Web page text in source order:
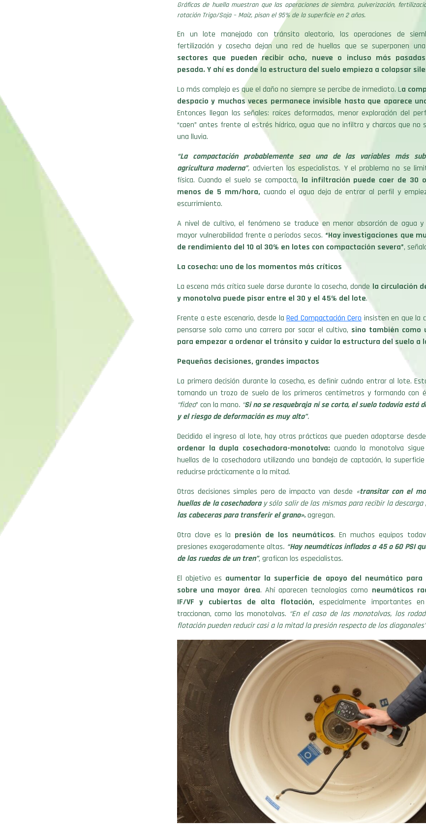
Gráficas de huella muestran que las operaciones de siembra, pulverización,
rotación Trigo/Soja – Maíz, pisan el 95% de la superficie en 2 años.
En un lote manejado con tránsito aleatorio, las operaciones de
fertilización y cosecha dejan una red de huellas que se superponen
sectores que pueden recibir ocho, nueve o incluso más
pesada. Y ahí es donde la estructura del suelo empieza a colapsar
Lo más complejo es que el daño no siempre se percibe de inmediato. La
despacio y muchas veces permanece invisible hasta que aparece
Entonces llegan las señales: raíces deformadas, menor exploración del
“caen” antes frente al estrés hídrico, agua que no infiltra y charcos que no
una lluvia.
“La compactación probablemente sea una de las variables más
agricultura moderna”, advierten los especialistas. Y el problema no se
física. Cuando el suelo se compacta, la infiltración puede caer de 30
menos de 5 mm/hora, cuando el agua deja de entrar al perfil y
escurrimiento.
A nivel de cultivo, el fenómeno se traduce en menor absorción de agua
mayor vulnerabilidad frente a períodos secos. “Hay investigaciones que
de rendimiento del 10 al 30% en lotes con compactación severa”,
La cosecha: uno de los momentos más críticos
La escena más crítica suele darse durante la cosecha, donde la circulación
y monotolva puede pisar entre el 30 y el 45% del lote.
Frente a este escenario, desde laRed Compactación Ceroinsisten en que la
pensarse solo como una carrera por sacar el cultivo, sino también como
para empezar a ordenar el tránsito y cuidar la estructura del suelo a
Pequeñas decisiones, grandes impactos
La primera decisión durante la cosecha, es definir cuándo entrar al lote.
tomando un trozo de suelo de los primeros centímetros y formando con
“fideo” con la mano. “Si no se resquebraja ni se corta, el suelo todavía está
y el riesgo de deformación es muy alto”.
Decidido el ingreso al lote, hay otras prácticas que pueden adoptarse
ordenar la dupla cosechadora-monotolva: cuando la monotolva
huellas de la cosechadora utilizando una bandeja de captación, la
reducirse prácticamente a la mitad.
Otras decisiones simples pero de impacto van desde «transitar con el
huellas de la cosechadoray sólo salir de las mismas para recibir la descarga
las cabeceras para transferir el grano».agregan.
Otra clave es la presión de los neumáticos. En muchos equipos
presiones exageradamente altas. “Hay neumáticos inflados a 45 o 60 PSI
de las ruedas de un tren”, grafican los especialistas.
El objetivo es aumentar la superficie de apoyo del neumático
sobre una mayor área. Ahí aparecen tecnologías como neumáticos
IF/VF y cubiertas de alta flotación, especialmente importantes
traccionan, como las monotolvas. “En el caso de las monotolvas, los
flotación pueden reducir casi a la mitad la presión respecto de los